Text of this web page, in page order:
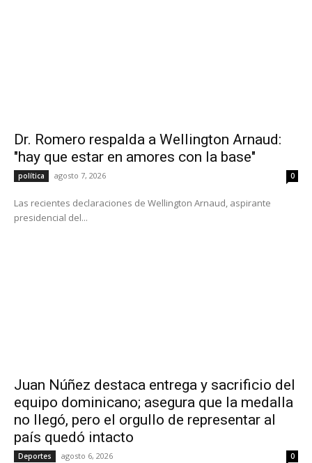
Dr. Romero respalda a Wellington Arnaud:
"hay que estar en amores con la base"
política agosto 7, 2026 0
Las recientes declaraciones de Wellington Arnaud, aspirante
presidencial del...
Juan Núñez destaca entrega y sacrificio del
equipo dominicano; asegura que la medalla
no llegó, pero el orgullo de representar al
país quedó intacto
Deportes agosto 6, 2026 0